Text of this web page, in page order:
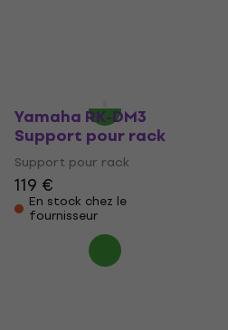
Yamaha RK-DM3
Support pour rack
Support pour rack
119 €
En stock chez le
fournisseur